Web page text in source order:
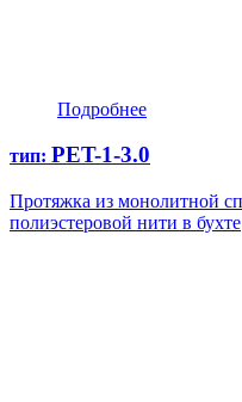
Подробнее
тип: PET-1-3.0
Протяжка из монолитной
полиэстеровой нити в бухте